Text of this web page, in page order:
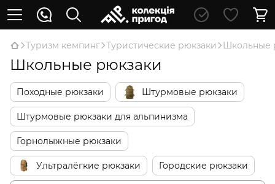
Туризм кемпинг Туристические рюкзаки Школьные
Школьные рюкзаки
Походные рюкзаки Штурмовые рюкзаки
Штурмовые рюкзаки для альпинизма
Горнолыжные рюкзаки
Ультралёгкие рюкзаки Городские рюкзаки